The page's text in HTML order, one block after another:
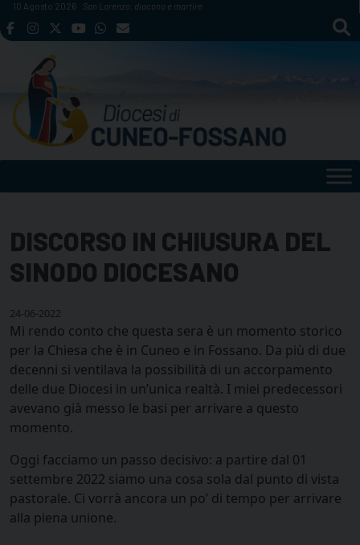
Skip
to
10 Agosto 2026 San Lorenzo, diacono e martire
DISCORSO IN CHIUSURA DEL
SINODO DIOCESANO
24-06-2022
Mi rendo conto che questa sera è un momento storico
per la Chiesa che è in Cuneo e in Fossano. Da più di due
decenni si ventilava la possibilità di un accorpamento
delle due Diocesi in un’unica realtà. I miei predecessori
avevano già messo le basi per arrivare a questo
momento.
Oggi facciamo un passo decisivo: a partire dal 01
settembre 2022 siamo una cosa sola dal punto di vista
pastorale. Ci vorrà ancora un po’ di tempo per arrivare
alla piena unione.